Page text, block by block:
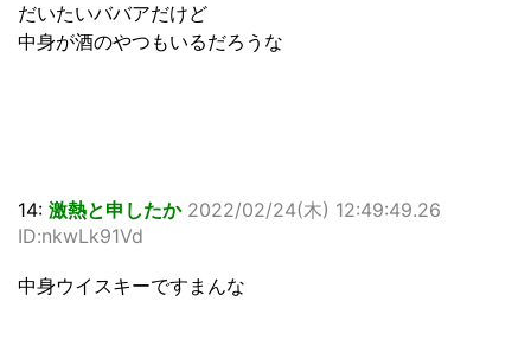
だいたいババアだけど
中身が酒のやつもいるだろうな
14: 激熱と申したか 2022/02/24(木) 12:49:49.26
ID:nkwLk91Vd
中身ウイスキーですまんな